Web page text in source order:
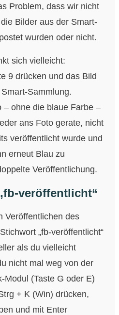
Problem, dass wir nicht
Bilder aus der Smart-
wurden oder nicht.
sich vielleicht:
9 drücken und das Bild
Sammlung.
– ohne die blaue Farbe –
ans Foto gerate, nicht
veröffentlicht wurde und
erneut Blau zu
Veröffentlichung.
veröffentlicht“
Veröffentlichen des
„fb-veröffentlicht“
als du vielleicht
nicht mal weg von der
Modul (Taste G oder E)
+ K (Win) drücken,
und mit Enter